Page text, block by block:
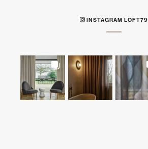
INSTAGRAM LOFT79